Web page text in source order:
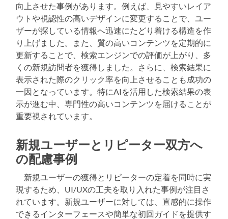
向上させた事例があります。例えば、見やすいレイア
ウトや視認性の高いデザインに変更することで、ユー
ザーが探している情報へ迅速にたどり着ける構造を作
り上げました。また、質の高いコンテンツを定期的に
更新することで、検索エンジンでの評価が上がり、多
くの新規訪問者を獲得しました。さらに、検索結果に
表示された際のクリック率を向上させることも成功の
一因となっています。特にAIを活用した検索結果の表
示が進む中、専門性の高いコンテンツを届けることが
重要視されています。
新規ユーザーとリピーター双方へ
の配慮事例
新規ユーザーの獲得とリピーターの定着を同時に実
現するため、UI/UXの工夫を取り入れた事例が注目さ
れています。新規ユーザーに対しては、直感的に操作
できるインターフェースや簡単な初回ガイドを提供す